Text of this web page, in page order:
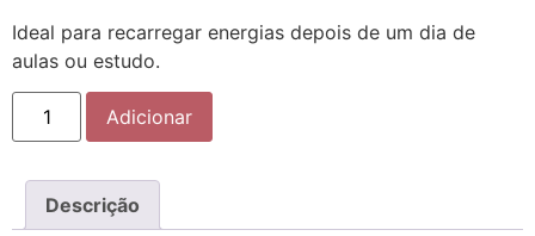
Ideal para recarregar energias depois de um dia de
aulas ou estudo.
Adicionar
Descrição